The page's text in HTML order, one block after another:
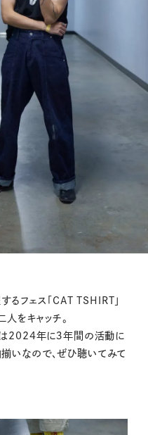
フェス「CAT TSHIRT」
をキャッチ。
2024年に３年間の活動に
いなので、ぜひ聴いてみて